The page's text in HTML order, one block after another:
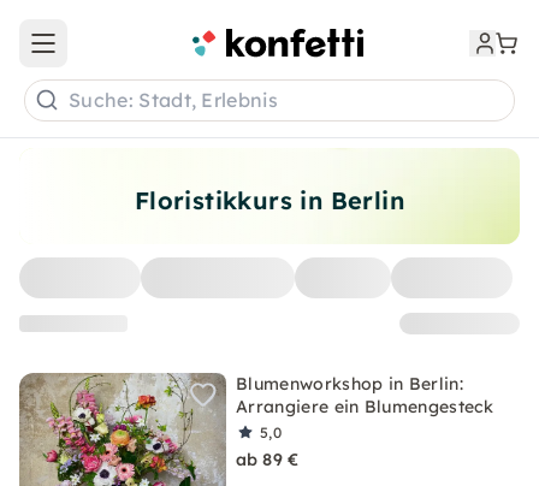
Floristikkurs in Berlin
Blumenworkshop in Berlin:
Arrangiere ein Blumengesteck
5,0
ab 89 €
Open main menu
Suche: Stadt, Erlebnis